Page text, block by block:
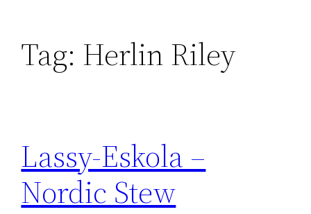
Tag: Herlin Riley
Lassy-Eskola –
Nordic Stew